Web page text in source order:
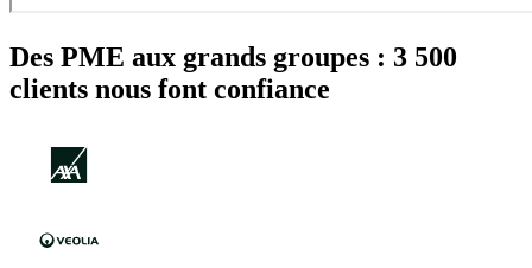
Des PME aux grands groupes : 3 500
clients nous font confiance